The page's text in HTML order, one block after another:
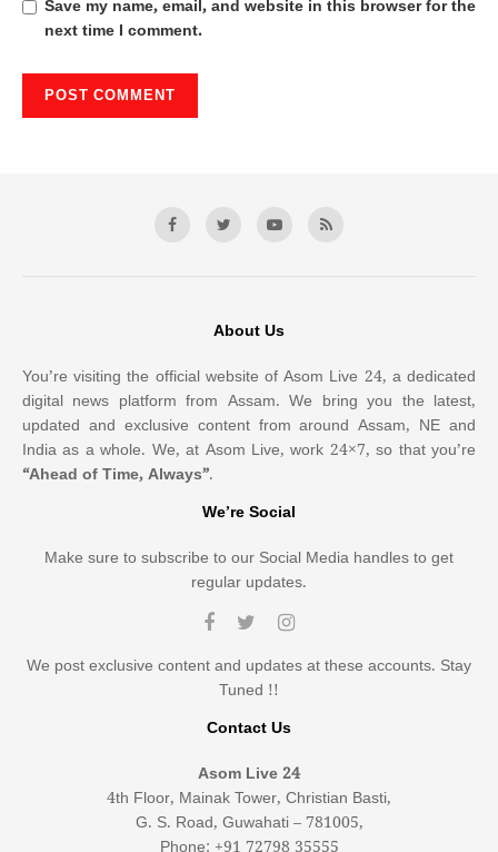
Save my name, email, and website in this browser for the
next time I comment.
About Us
You’re visiting the official website of Asom Live 24, a dedicated
digital news platform from Assam. We bring you the latest,
updated and exclusive content from around Assam, NE and
India as a whole. We, at Asom Live, work 24×7, so that you’re
“Ahead of Time, Always”.
We’re Social
Make sure to subscribe to our Social Media handles to get
regular updates.
We post exclusive content and updates at these accounts. Stay
Tuned !!
Contact Us
Asom Live 24
4th Floor, Mainak Tower, Christian Basti,
G. S. Road, Guwahati – 781005,
Phone: +91 72798 35555